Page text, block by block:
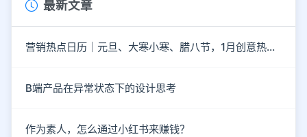
最新文章
营销热点日历｜元旦、大寒小寒、腊八节，1月创意热点都在这
B端产品在异常状态下的设计思考
作为素人，怎么通过小红书来赚钱？